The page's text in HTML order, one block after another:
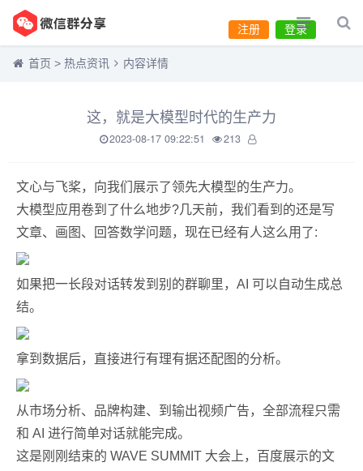
登录
注册
首页 > 热点资讯 内容详情
这，就是大模型时代的生产力
2023-08-17 09:22:51 213
文心与飞桨，向我们展示了领先大模型的生产力。
大模型应用卷到了什么地步?几天前，我们看到的还是写
文章、画图、回答数学问题，现在已经有人这么用了:
如果把一长段对话转发到别的群聊里，AI 可以自动生成总
结。
拿到数据后，直接进行有理有据还配图的分析。
从市场分析、品牌构建、到输出视频广告，全部流程只需
和 AI 进行简单对话就能完成。
这是刚刚结束的 WAVE SUMMIT 大会上，百度展示的文